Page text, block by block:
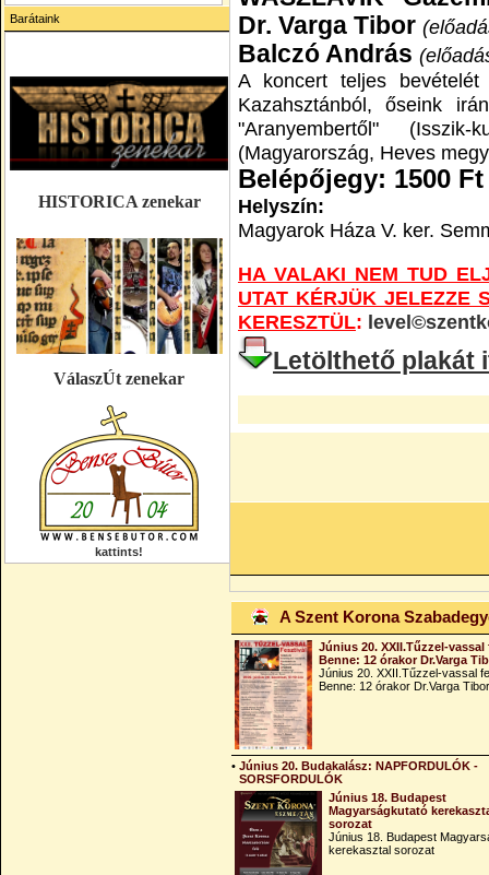
Barátaink
HISTORICA zenekar
VálaszÚt zenekar
kattints!
Dr. Varga Tibor
Balczó András
A koncert teljes
Kazahsztánból, őseink
"Aranyembertől"
(Magyarország, Heves
Belépőjegy: 1500 Ft
Helyszín:
Magyarok Háza V. ker.
HA VALAKI NEM TUD
UTAT KÉRJÜK JELEZZE
KERESZTÜL:
Letölthető plakát
A Szent Korona
Június 20. XXII.Tűzzel-
Benne: 12 órakor Dr.Varga
Június 20. XXII.Tűzzel-vassal
Benne: 12 órakor Dr.Varga Tibor
• Június 20. Budakalász: NAPFORDULÓK -
SORSFORDULÓK
Június 18. Budapest
Magyarságkutató
sorozat
Június 18. Budapest
kerekasztal sorozat